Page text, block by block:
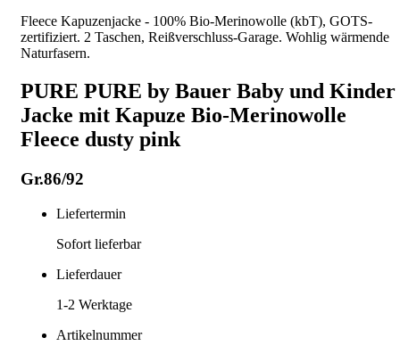
Fleece Kapuzenjacke - 100% Bio-Merinowolle (kbT), GOTS-
zertifiziert. 2 Taschen, Reißverschluss-Garage. Wohlig wärmende
Naturfasern.
PURE PURE by Bauer Baby und Kinder
Jacke mit Kapuze Bio-Merinowolle
Fleece dusty pink
Gr.86/92
Liefertermin
Sofort lieferbar
Lieferdauer
1-2 Werktage
Artikelnummer